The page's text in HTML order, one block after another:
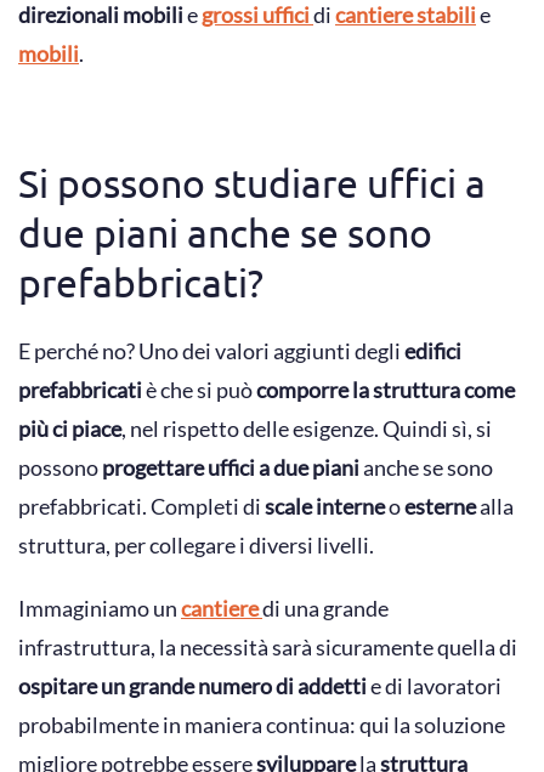
direzionalimobiliegrossi ufficidicantiere stabilie
mobili.
Si possono studiare uffici a
due piani anche se sono
prefabbricati?
E perché no? Uno dei valori aggiunti degliedifici
prefabbricatiè che si puòcomporre la struttura come
più ci piace, nel rispetto delle esigenze. Quindi sì, si
possonoprogettare uffici a due pianianche se sono
prefabbricati. Completi discale interneoesternealla
struttura, per collegare i diversi livelli.
Immaginiamo uncantieredi una grande
infrastruttura, la necessità sarà sicuramente quella di
ospitare un grande numero di addettie di lavoratori
probabilmente in maniera continua: qui la soluzione
migliore potrebbe esseresvilupparelastruttura